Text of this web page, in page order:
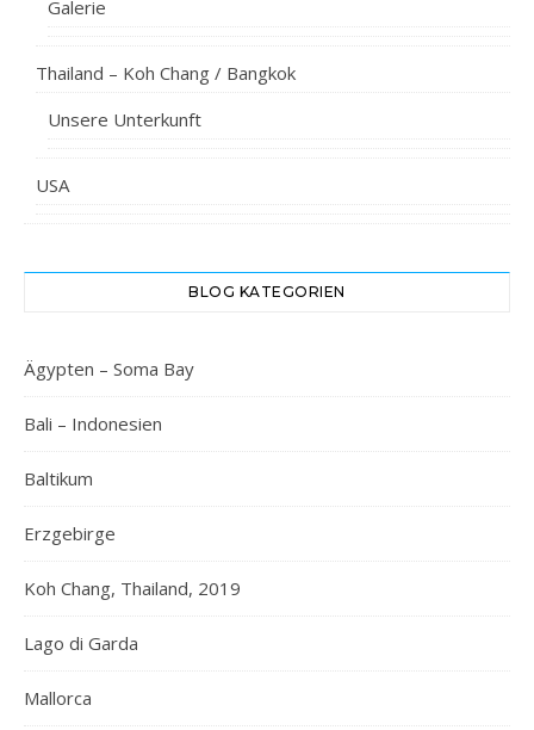
Galerie
Thailand – Koh Chang / Bangkok
Unsere Unterkunft
USA
BLOG KATEGORIEN
Ägypten – Soma Bay
Bali – Indonesien
Baltikum
Erzgebirge
Koh Chang, Thailand, 2019
Lago di Garda
Mallorca